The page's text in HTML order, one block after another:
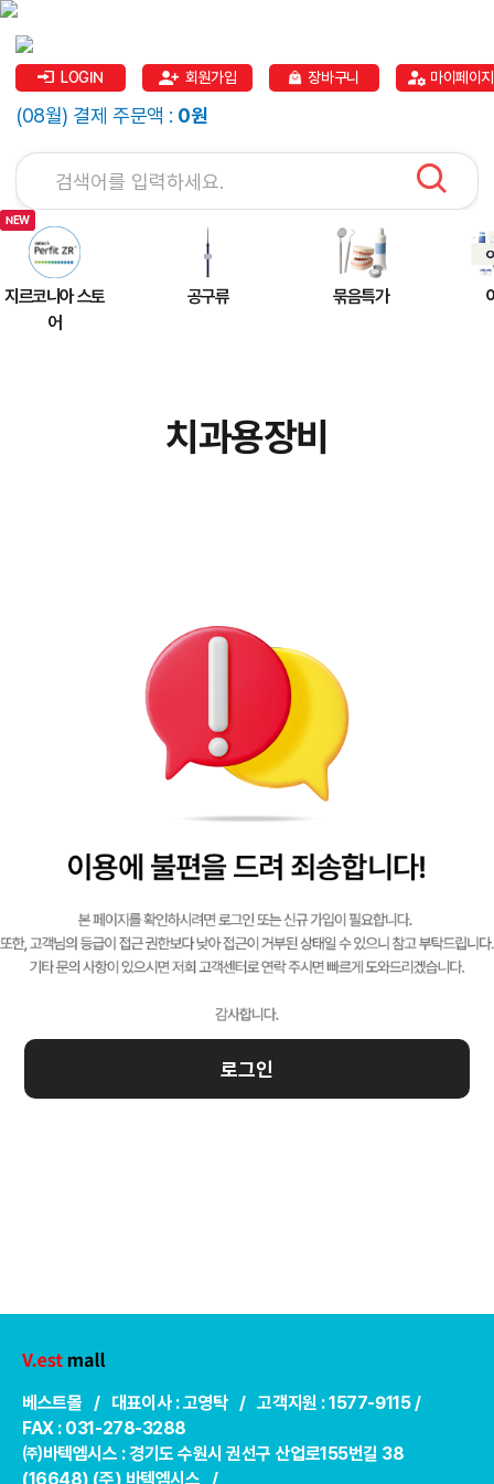
LOGIN 회원가입 장바구니 마이페이지
(08월) 결제 주문액 : 0원
지르코니아 스토
어
공구류 묶음특가
치과용장비
로그인
베스트몰 / 대표이사 : 고영탁 / 고객지원 : 1577-9115 /
FAX : 031-278-3288
㈜바텍엠시스 : 경기도 수원시 권선구 산업로155번길 38
(16648) (주) 바텍엠시스 /